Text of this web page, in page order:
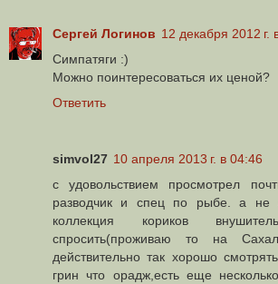
Сергей Логинов 12 декабря 2012 г.
Симпатяги :)
Можно поинтересоваться их ценой?
Ответить
simvol27 10 апреля 2013 г. в 04:46
с удовольствием просмотрел
разводчик и спец по рыбе. а не
коллекция кориков
спросить(проживаю то на
действительно так хорошо
грин что орадж,есть еще